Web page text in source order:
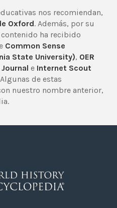
nos recomiendan,
Oxford. Además, por su
ha recibido
Common Sense
State University), OER
e Internet Scout
de estas
nuestro nombre anterior,